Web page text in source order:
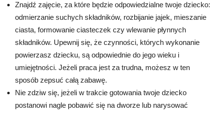
Znajdź zajęcie, za które będzie odpowiedzialne twoje dziecko:
odmierzanie suchych składników, rozbijanie jajek, mieszanie
ciasta, formowanie ciasteczek czy wlewanie płynnych
składników. Upewnij się, że czynności, których wykonanie
powierzasz dziecku, są odpowiednie do jego wieku i
umiejętności. Jeżeli praca jest za trudna, możesz w ten
sposób zepsuć całą zabawę.
Nie zdziw się, jeżeli w trakcie gotowania twoje dziecko
postanowi nagle pobawić się na dworze lub narysować